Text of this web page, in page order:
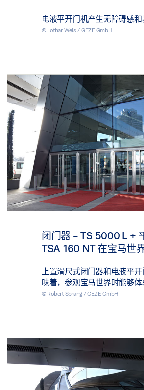
电液平开门机产生无障碍感
© Lothar Wels / GEZE GmbH
闭门器 - TS 5000 L +
TSA 160 NT 在宝马世
上置滑尺式闭门器和电液平
味着，参观宝马世界时能够
© Robert Sprang / GEZE GmbH